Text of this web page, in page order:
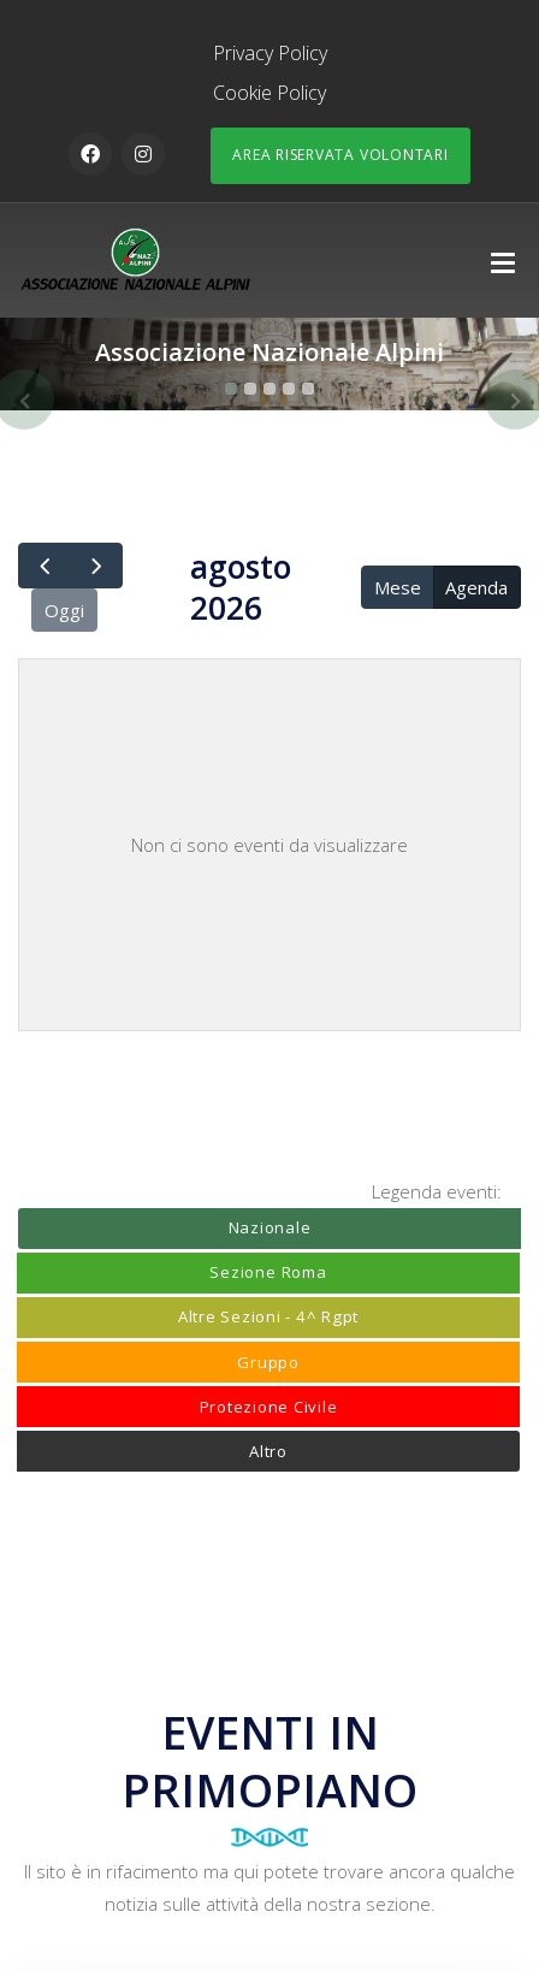
Privacy Policy
Cookie Policy
AREA RISERVATA VOLONTARI
Associazione Nazionale Alpini
Oggi
agosto
2026
Mese Agenda
Non ci sono eventi da visualizzare
Legenda eventi:
Nazionale
Sezione Roma
Altre Sezioni - 4^ Rgpt
Gruppo
Protezione Civile
Altro
EVENTI IN
PRIMOPIANO
Il sito è in rifacimento ma qui potete trovare ancora qualche
notizia sulle attività della nostra sezione.